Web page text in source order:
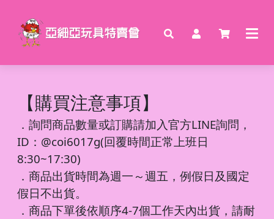
【購買注意事項】
． 詢問商品數量或訂購請加入官方LINE詢問，
ID：@coi6017g(回覆時間正常上班日
8:30~17:30)
．商品出貨時間為週一～週五，例假日及國定
假日不出貨。
．商品下單後依順序4-7個工作天內出貨，請耐